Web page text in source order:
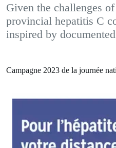
Given the challenges
provincial hepatitis C
inspired by
Campagne 2023 de la journée